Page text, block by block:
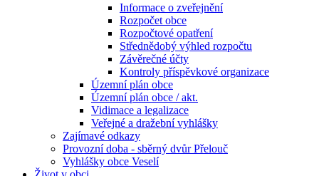
Informace o zveřejnění
Rozpočet obce
Rozpočtové opatření
Střednědobý výhled rozpočtu
Závěrečné účty
Kontroly příspěvkové organizace
Územní plán obce
Územní plán obce / akt.
Vidimace a legalizace
Veřejné a dražební vyhlášky
Zajímavé odkazy
Provozní doba - sběrný dvůr Přelouč
Vyhlášky obce Veselí